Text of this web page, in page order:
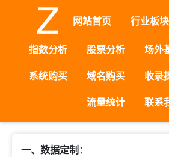
网站首页 行业板块
指数分析 股票分析 场外
系统购买
域名购买 收录
流量统计
联系
一、数据定制 ：